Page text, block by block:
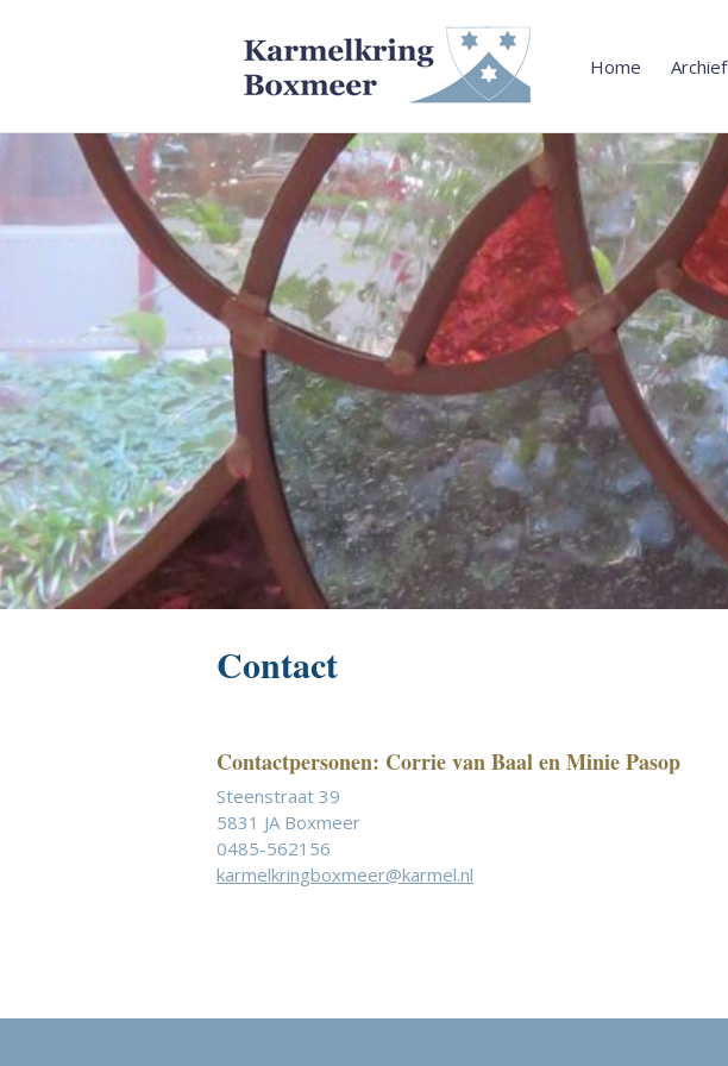
Home Archief
Contact
Contactpersonen: Corrie van Baal en Minie Pasop
Steenstraat 39
5831 JA Boxmeer
0485-562156
karmelkringboxmeer@karmel.nl